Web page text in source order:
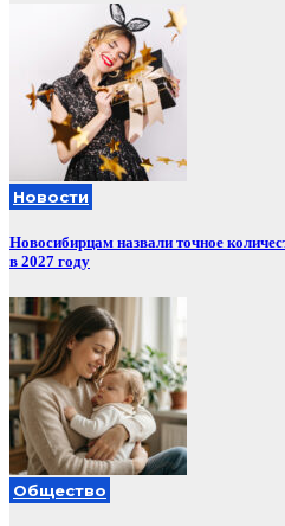
Новости
Новосибирцам назвали точное
в 2027 году
Общество